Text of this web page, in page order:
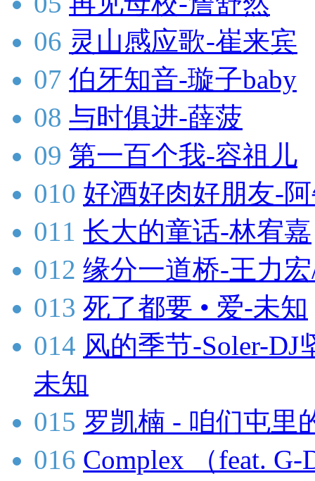
06 灵山感应歌-崔来宾
07 伯牙知音-璇子baby
08 与时俱进-薛菠
09 第一百个我-容祖儿
010 好酒好肉好朋友-
011 长大的童话-林宥嘉
012 缘分一道桥-王力
013 死了都要 • 爱-未知
014 风的季节-Soler-
未知
015 罗凯楠 - 咱们屯里
016 Complex （feat.